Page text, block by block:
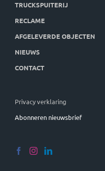
TRUCKSPUITERIJ
RECLAME
AFGELEVERDE OBJECTEN
NIEUWS
CONTACT
Privacy verklaring
Abonneren nieuwsbrief